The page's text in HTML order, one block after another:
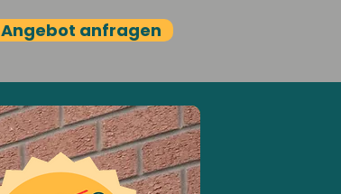
Angebot anfragen